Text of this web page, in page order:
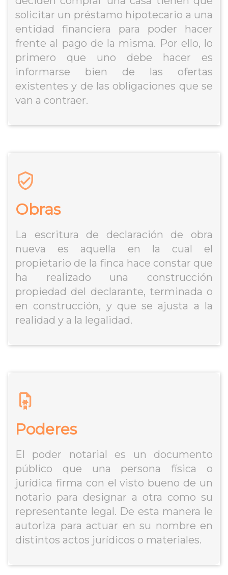
solicitar un préstamo hipotecario a una
entidad financiera para poder hacer
frente al pago de la misma. Por ello, lo
primero que uno debe hacer es
informarse bien de las ofertas
existentes y de las obligaciones que se
van a contraer.
Obras
La escritura de declaración de obra
nueva es aquella en la cual el
propietario de la finca hace constar que
ha realizado una construcción
propiedad del declarante, terminada o
en construcción, y que se ajusta a la
realidad y a la legalidad. ​
Poderes
El poder notarial es un documento
público que una persona física o
jurídica firma con el visto bueno de un
notario para designar a otra como su
representante legal. De esta manera le
autoriza para actuar en su nombre en
distintos actos jurídicos o materiales.